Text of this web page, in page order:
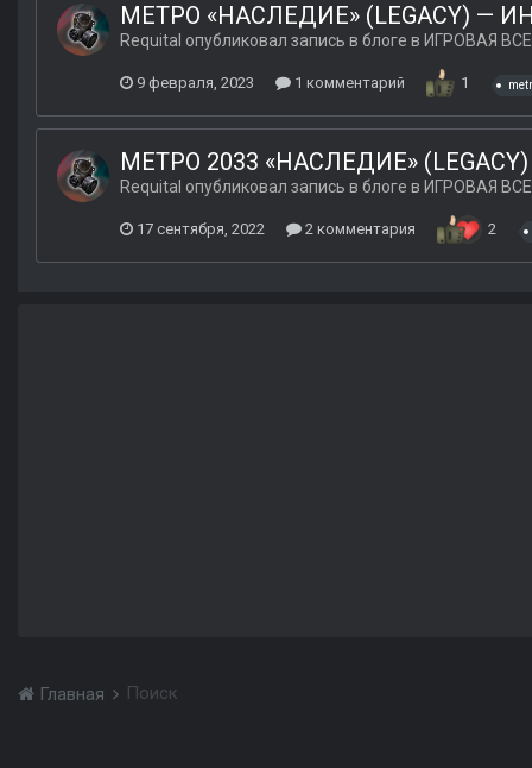
МЕТРО «НАСЛЕДИЕ» (LEGACY) —
Requital опубликовал запись в блоге в ИГРОВАЯ
9 февраля, 2023 1 комментарий 1
МЕТРО 2033 «НАСЛЕДИЕ»
Requital опубликовал запись в блоге в ИГРОВАЯ
17 сентября, 2022 2 комментария 2
Главная Поиск